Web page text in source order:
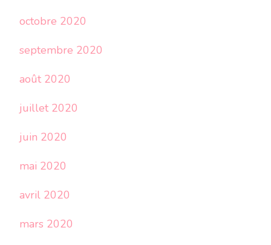
octobre 2020
septembre 2020
août 2020
juillet 2020
juin 2020
mai 2020
avril 2020
mars 2020